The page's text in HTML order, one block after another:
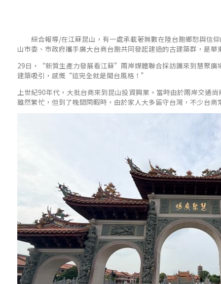
綜合報導/在江蘇昆山，有一處承載著無數在陸台胞鄉愁與信
山市委、市政府攜手廣大台商台胞共同發起建造的古建築群，是
29日，“新質生產力發展看江蘇”兩岸媒體聯合採訪團來到慧聚廣
建築吸引，感慨“這完全就是閩台風格！”
上世紀90年代，大批台商來到昆山投資興業。當時由於兩岸交通
雖然繁忙，但到了晚間閑暇時，由於家人大多留守台灣，不少台商